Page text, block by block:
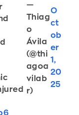
—
Thiag
o
Ávila
(@thi
agoa
vilab
r)
O
ct
ob
er
1,
20
25